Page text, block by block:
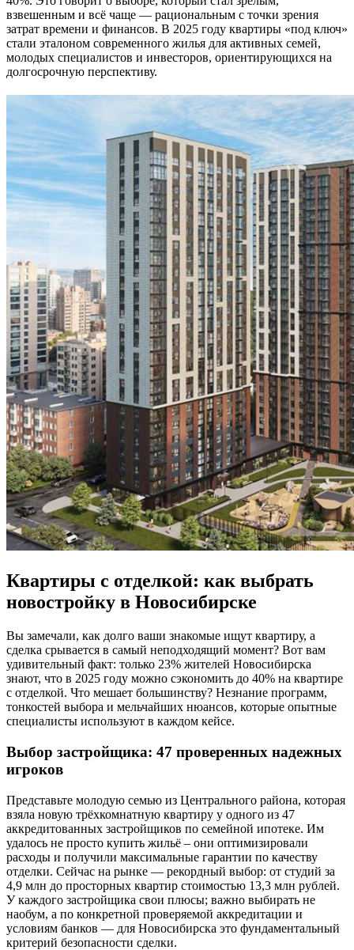
взвешенным и всё чаще — рациональным с точки зрения
затрат времени и финансов. В 2025 году квартиры «под ключ»
стали эталоном современного жилья для активных семей,
молодых специалистов и инвесторов, ориентирующихся на
долгосрочную перспективу.
Квартиры с отделкой: как выбрать
новостройку в Новосибирске
Вы замечали, как долго ваши знакомые ищут квартиру, а
сделка срывается в самый неподходящий момент? Вот вам
удивительный факт: только 23% жителей Новосибирска
знают, что в 2025 году можно сэкономить до 40% на квартире
с отделкой. Что мешает большинству? Незнание программ,
тонкостей выбора и мельчайших нюансов, которые опытные
специалисты используют в каждом кейсе.
Выбор застройщика: 47 проверенных надежных
игроков
Представьте молодую семью из Центрального района, которая
взяла новую трёхкомнатную квартиру у одного из 47
аккредитованных застройщиков по семейной ипотеке. Им
удалось не просто купить жильё – они оптимизировали
расходы и получили максимальные гарантии по качеству
отделки. Сейчас на рынке — рекордный выбор: от студий за
4,9 млн до просторных квартир стоимостью 13,3 млн рублей.
У каждого застройщика свои плюсы; важно выбирать не
наобум, а по конкретной проверяемой аккредитации и
условиям банков — для Новосибирска это фундаментальный
критерий безопасности сделки.